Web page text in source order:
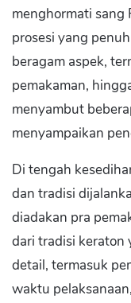
menghormati sang
prosesi yang
beragam aspek,
pemakaman,
menyambut
menyampaikan
Di tengah
dan tradisi
diadakan pra
dari tradisi keraton
detail, termasuk
waktu